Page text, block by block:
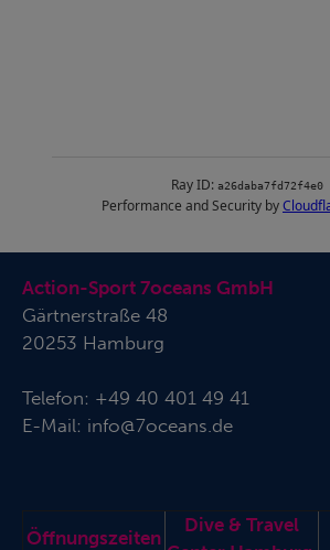
Action-Sport 7oceans GmbH
Gärtnerstraße 48
20253 Hamburg
Telefon: +49 40 401 49 41
E-Mail: info@7oceans.de
Öffnungszeiten
Dive & Travel